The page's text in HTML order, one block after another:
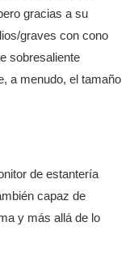
gracias a su
graves con cono
sobresaliente
a menudo, el tamaño
de estantería
capaz de
y más allá de lo